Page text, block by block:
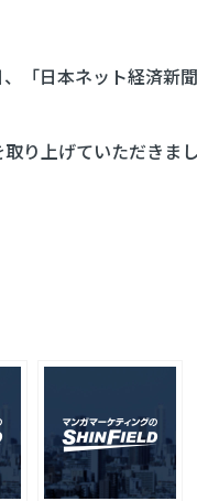
「日本ネット経済新
り上げていただきまし